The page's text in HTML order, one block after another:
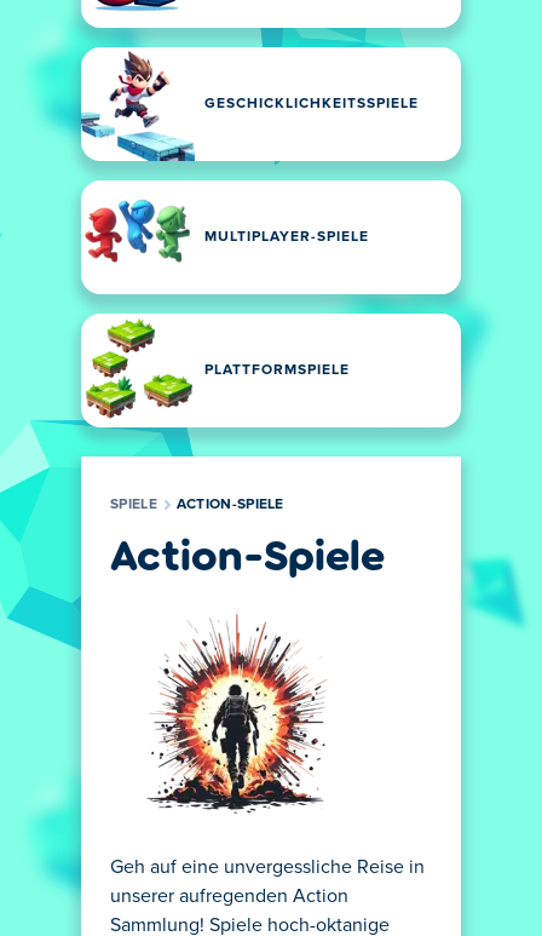
GESCHICKLICHKEITSSPIELE
MULTIPLAYER-SPIELE
PLATTFORMSPIELE
SPIELE ACTION-SPIELE
Action-Spiele
Geh auf eine unvergessliche Reise in
unserer aufregenden Action
Sammlung! Spiele hoch-oktanige